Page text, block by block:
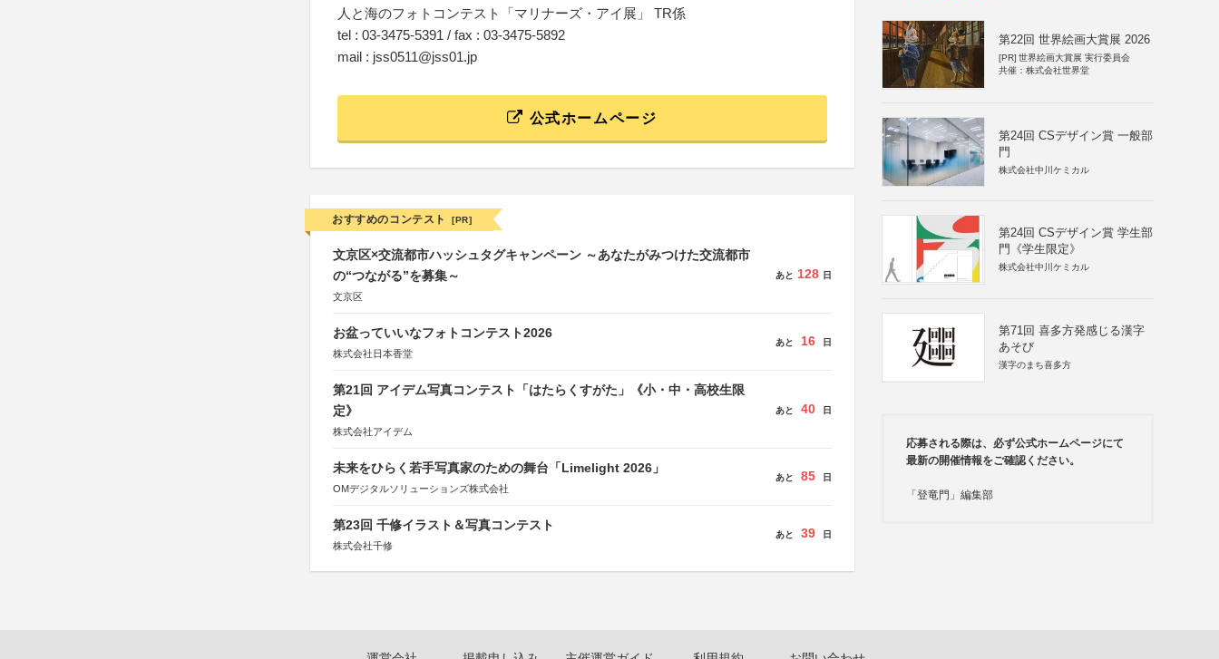
人と海のフォトコンテスト「マリナーズ・アイ展」 TR係
tel : 03-3475-5391 / fax : 03-3475-5892
mail : jss0511@jss01.jp
公式ホームページ
おすすめのコンテスト [PR]
文京区×交流都市ハッシュタグキャンペーン ～あなたがみつけた交流都市
の“つながる”を募集～
文京区
あと 128 日
お盆っていいなフォトコンテスト2026
株式会社日本香堂
あと 16 日
第21回 アイデム写真コンテスト「はたらくすがた」《小・中・高校生限
定》
株式会社アイデム
あと 40 日
未来をひらく若手写真家のための舞台「Limelight 2026」
OMデジタルソリューションズ株式会社
あと 85 日
第23回 千修イラスト＆写真コンテスト
株式会社千修
あと 39 日
第22回 世界絵画大賞展 2026
[PR] 世界絵画大賞展 実行委員会
共催：株式会社世界堂
第24回 CSデザイン賞 一般部
門
株式会社中川ケミカル
第24回 CSデザイン賞 学生部
門《学生限定》
株式会社中川ケミカル
第71回 喜多方発感じる漢字
あそび
漢字のまち喜多方
応募される際は、必ず公式ホームページにて
最新の開催情報をご確認ください。
「登竜門」編集部